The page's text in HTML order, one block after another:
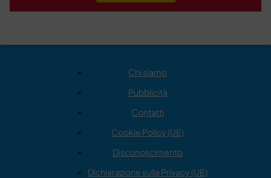
Chi siamo
Pubblicità
Contatti
Cookie Policy (UE)
Disconoscimento
Dichiarazione sulla Privacy (UE)